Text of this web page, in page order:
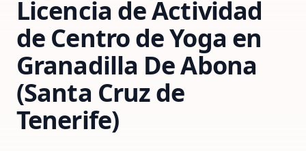
Licencia de Actividad
de Centro de Yoga en
Granadilla De Abona
(Santa Cruz de
Tenerife)